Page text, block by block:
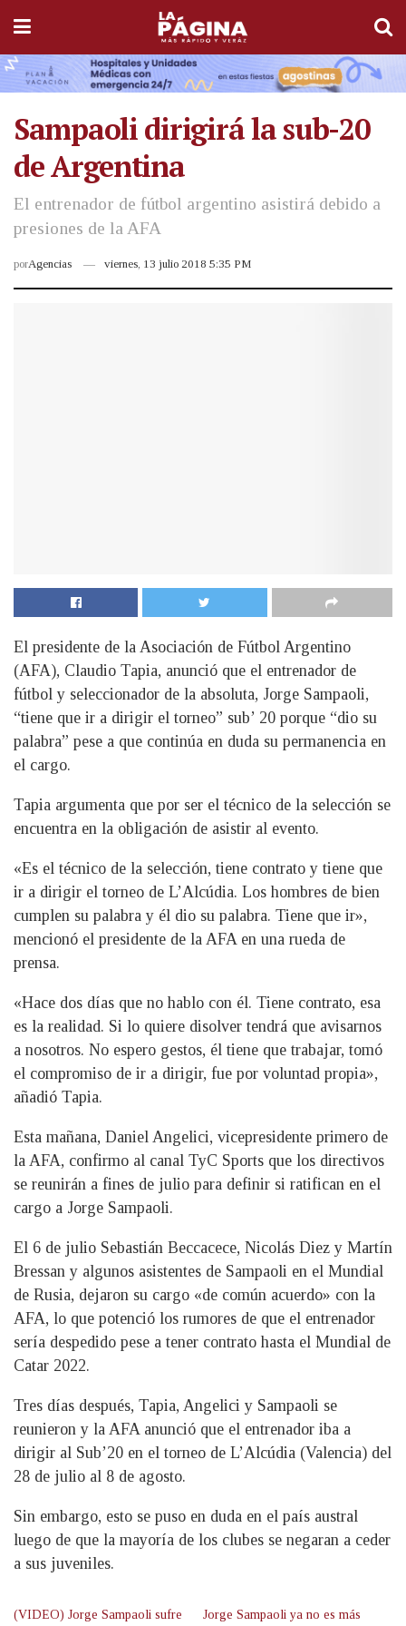
Sampaoli dirigirá la sub-20
de Argentina
El entrenador de fútbol argentino asistirá debido a
presiones de la AFA
porAgencias viernes, 13 julio 2018 5:35 PM
El presidente de la Asociación de Fútbol Argentino
(AFA), Claudio Tapia, anunció que el entrenador de
fútbol y seleccionador de la absoluta, Jorge Sampaoli,
“tiene que ir a dirigir el torneo” sub’ 20 porque “dio su
palabra” pese a que continúa en duda su permanencia en
el cargo.
Tapia argumenta que por ser el técnico de la selección se
encuentra en la obligación de asistir al evento.
«Es el técnico de la selección, tiene contrato y tiene que
ir a dirigir el torneo de L’Alcúdia. Los hombres de bien
cumplen su palabra y él dio su palabra. Tiene que ir»,
mencionó el presidente de la AFA en una rueda de
prensa.
«Hace dos días que no hablo con él. Tiene contrato, esa
es la realidad. Si lo quiere disolver tendrá que avisarnos
a nosotros. No espero gestos, él tiene que trabajar, tomó
el compromiso de ir a dirigir, fue por voluntad propia»,
añadió Tapia.
Esta mañana, Daniel Angelici, vicepresidente primero de
la AFA, confirmo al canal TyC Sports que los directivos
se reunirán a fines de julio para definir si ratifican en el
cargo a Jorge Sampaoli.
El 6 de julio Sebastián Beccacece, Nicolás Diez y Martín
Bressan y algunos asistentes de Sampaoli en el Mundial
de Rusia, dejaron su cargo «de común acuerdo» con la
AFA, lo que potenció los rumores de que el entrenador
sería despedido pese a tener contrato hasta el Mundial de
Catar 2022.
Tres días después, Tapia, Angelici y Sampaoli se
reunieron y la AFA anunció que el entrenador iba a
dirigir al Sub’20 en el torneo de L’Alcúdia (Valencia) del
28 de julio al 8 de agosto.
Sin embargo, esto se puso en duda en el país austral
luego de que la mayoría de los clubes se negaran a ceder
a sus juveniles.
(VIDEO) Jorge Sampaoli sufre Jorge Sampaoli ya no es más